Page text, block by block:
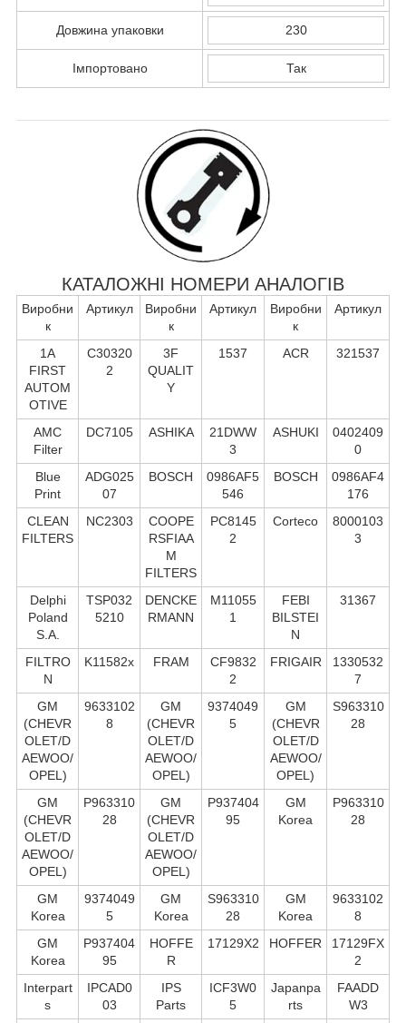
Довжина упаковки 230
Імпортовано Так
КАТАЛОЖНІ НОМЕРИ АНАЛОГІВ
Виробни
к
Артикул
Виробни
к
Артикул
Виробни
к
Артикул
1A
FIRST
AUTOM
OTIVE
C30320
2
3F
QUALIT
Y
1537 ACR 321537
AMC
Filter
DC7105 ASHIKA
21DWW
3
ASHUKI
0402409
0
Blue
Print
ADG025
07
BOSCH
0986AF5
546
BOSCH
0986AF4
176
CLEAN
FILTERS
NC2303
COOPE
RSFIAA
M
FILTERS
PC8145
2
Corteco
8000103
3
Delphi
Poland
S.А.
TSP032
5210
DENCKE
RMANN
M11055
1
FEBI
BILSTEI
N
31367
FILTRO
N
K11582x FRAM
CF9832
2
FRIGAIR
1330532
7
GM
(CHEVR
OLET/D
AEWOO/
OPEL)
9633102
8
GM
(CHEVR
OLET/D
AEWOO/
OPEL)
9374049
5
GM
(CHEVR
OLET/D
AEWOO/
OPEL)
S963310
28
GM
(CHEVR
OLET/D
AEWOO/
OPEL)
P963310
28
GM
(CHEVR
OLET/D
AEWOO/
OPEL)
P937404
95
GM
Korea
P963310
28
GM
Korea
9374049
5
GM
Korea
S963310
28
GM
Korea
9633102
8
GM
Korea
P937404
95
HOFFE
R
17129X2 HOFFER
17129FX
2
Interpart
s
IPCAD0
03
IPS
Parts
ICF3W0
5
Japanpa
rts
FAADD
W3